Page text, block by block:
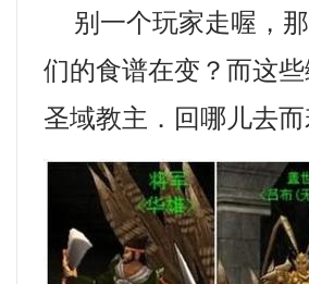
别一个玩家走喔，
们的食谱在变？而这
圣域教主．回哪儿去